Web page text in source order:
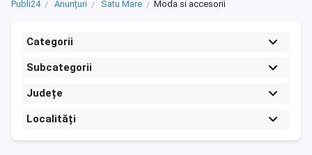
Publi24 Anunțuri Satu Mare Moda si accesorii
Categorii
Subcategorii
Județe
Localități